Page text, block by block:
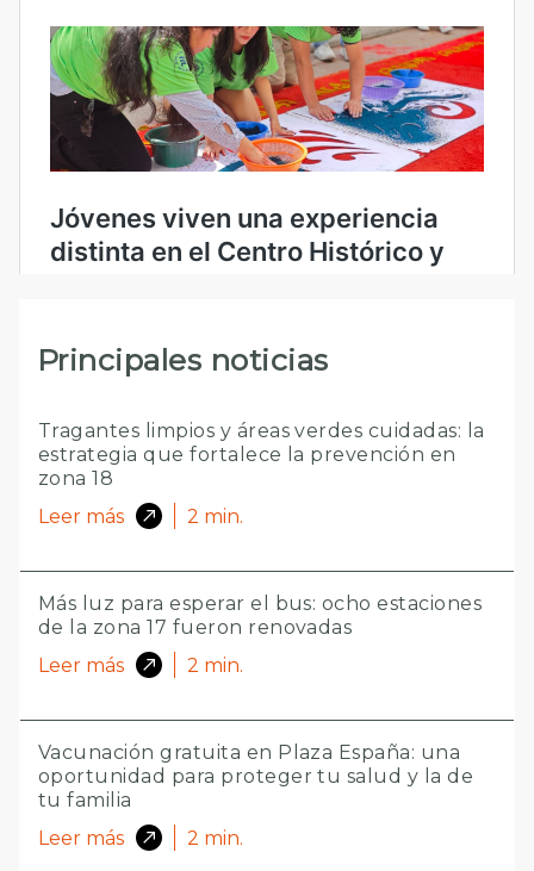
Principales noticias
Tragantes limpios y áreas verdes cuidadas: la
estrategia que fortalece la prevención en
zona 18
Leer más
2 min.
Más luz para esperar el bus: ocho estaciones
de la zona 17 fueron renovadas
Leer más
2 min.
Vacunación gratuita en Plaza España: una
oportunidad para proteger tu salud y la de
tu familia
Leer más
2 min.